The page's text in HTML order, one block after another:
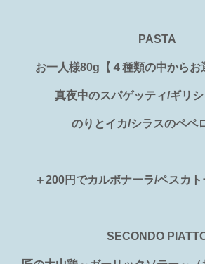
PASTA
お一人様80g【４種類の中からお
真夜中のスパゲッティ/ギリシ
のりとイカ/シラスのペペ
＋200円でカルボナーラ/ペスカ
SECONDO